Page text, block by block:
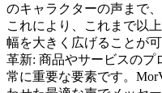
のキャラクターの声まで
これにより、これまで以
幅を大きく広げることが
革新: 商品やサービスのプ
常に重要な要素です。